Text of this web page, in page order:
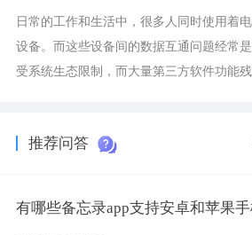
日常的工作和生活中，很多人同时使用着
设备。而这些设备间的数据互通问题经常
受系统生态限制，而大量第三方软件功能
推荐问答
有哪些备忘录app支持安卓和苹果手